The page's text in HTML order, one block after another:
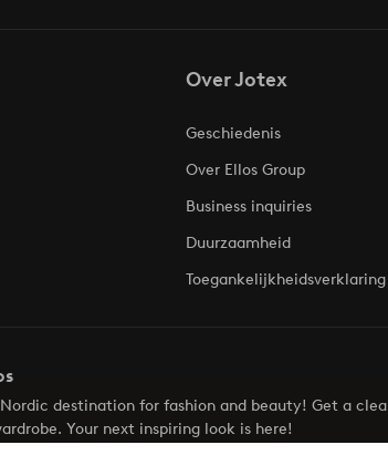
Over Jotex
Geschiedenis
Over Ellos Group
Business inquiries
Duurzaamheid
Toegankelijkheidsverklaring
destination for fashion and beauty! Get a
Your next inspiring look is here!